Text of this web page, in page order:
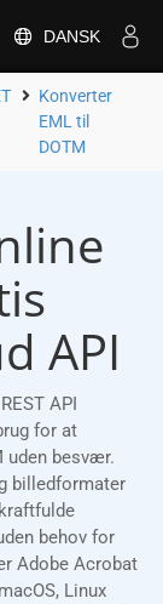
DANSK
Konverter
EML til
DOTM
API
API
for at
uden besvær.
billedformater
behov for
Adobe Acrobat
Linux